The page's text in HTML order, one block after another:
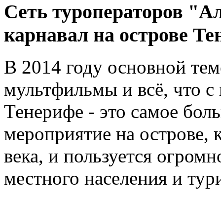
Сеть туроператоров
карнавал на острове
В 2014 году основной
мультфильмы и всё, что с
Тенерифе - это самое
мероприятие на острове,
века, и пользуется
местного населения и